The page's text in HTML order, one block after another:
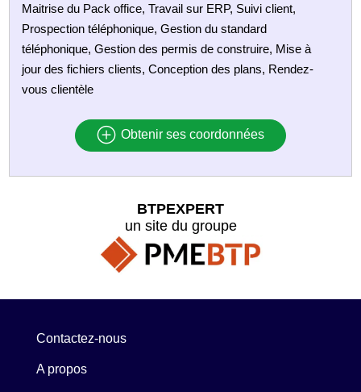
Maitrise du Pack office, Travail sur ERP, Suivi client,
Prospection téléphonique, Gestion du standard
téléphonique, Gestion des permis de construire, Mise à
jour des fichiers clients, Conception des plans, Rendez-
vous clientèle
Obtenir ses coordonnées
BTPEXPERT
un site du groupe
Contactez-nous
A propos